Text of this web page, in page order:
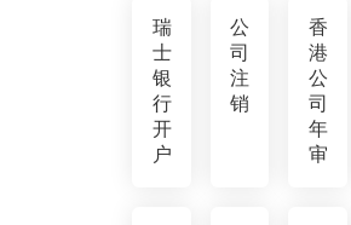
瑞
士
银
行
开
户
公
司
注
销
香
港
公
司
年
审